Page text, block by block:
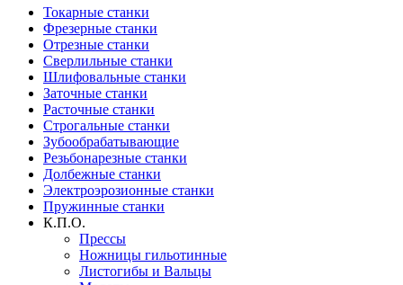
Токарные станки
Фрезерные станки
Отрезные станки
Сверлильные станки
Шлифовальные станки
Заточные станки
Расточные станки
Строгальные станки
Зубообрабатывающие
Резьбонарезные станки
Долбежные станки
Электроэрозионные станки
Пружинные станки
К.П.О.
Прессы
Ножницы гильотинные
Листогибы и Вальцы